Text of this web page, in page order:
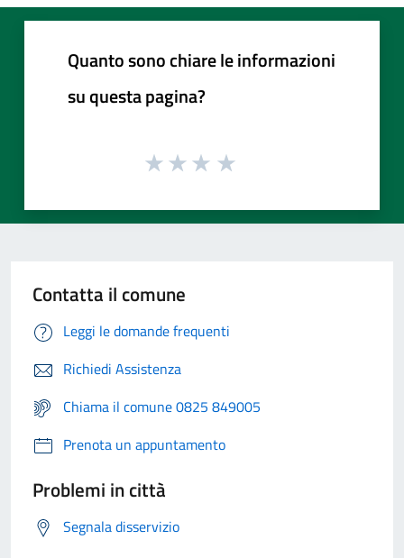
Quanto sono chiare le informazioni
su questa pagina?
Contatta il comune
Leggi le domande frequenti
Richiedi Assistenza
Chiama il comune 0825 849005
Prenota un appuntamento
Problemi in città
Segnala disservizio